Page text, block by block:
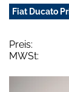
Fiat Ducato
Preis:
MWSt: